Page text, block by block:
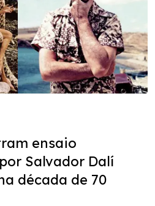
ensaio
Salvador Dalí
década de 70